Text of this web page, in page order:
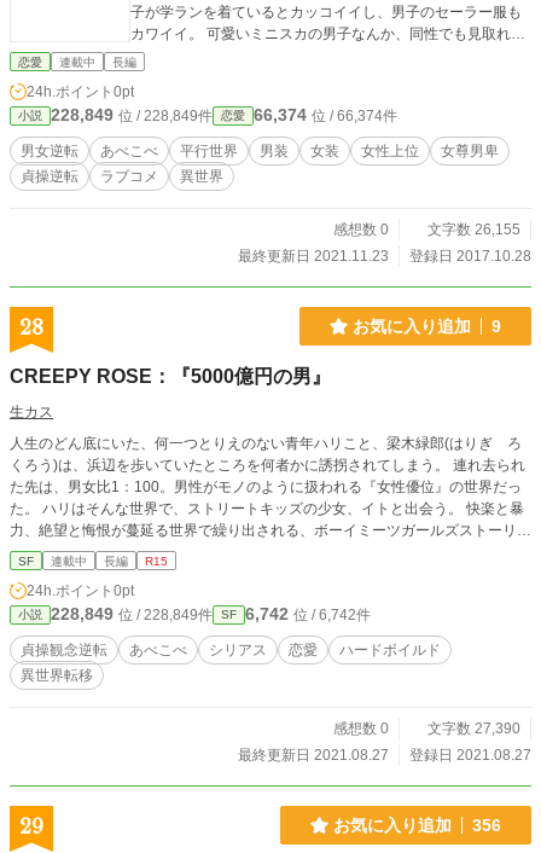
子が学ランを着ているとカッコイイし、男子のセーラー服も
カワイイ。 可愛いミニスカの男子なんか、同性でも見取れて
しまう。 タイトスカートにハイヒール。 この世界での社会人
ってきた。 ミニスカや、ワンピース水着の男性アイドルも、
カワイイ。 ドラマ やCM も、カッコイイ女子とカワイイ男子
の組み合わせがほとんどだ。 僕は身も心も、この逆転世界に
なじんでいく・・・
恋愛 連載中 長編
24h.ポイント 0pt
小説 228,849 位 / 228,849件 恋愛 66,374 位 / 66,374件
男女逆転 あべこべ 平行世界 男装 女装 女性上位
女尊男卑
貞操逆転
ラブコメ 異世界
感想数 0
文字数 26,155
最終更新日 2021.11.23
登録日 2017.10.28
28 お気に入り追加 9
CREEPY ROSE：『5000億円の男』
生カス
人生のどん底にいた、何一つとりえのない青年ハリこと、梁木緑郎(はりぎ ろ
くろう)は、浜辺を歩いていたところを何者かに誘拐されてしまう。 連れ去られ
た先は、男女比1：100。男性がモノのように扱われる『女性優位』の世界だっ
た。 ハリはそんな世界で、ストリートキッズの少女、イトと出会う。 快楽と暴
力、絶望と悔恨が蔓延る世界で繰り出される、ボーイミーツガールズストーリ
ー。 ※小説家になろう https://ncode.syosetu.com/n4652hd/
SF 連載中 長編 R15
24h.ポイント 0pt
小説 228,849 位 / 228,849件 SF 6,742 位 / 6,742件
貞操観念逆転 あべこべ シリアス 恋愛
ハードボイルド
異世界転移
感想数 0
文字数 27,390
最終更新日 2021.08.27
登録日 2021.08.27
29 お気に入り追加 356